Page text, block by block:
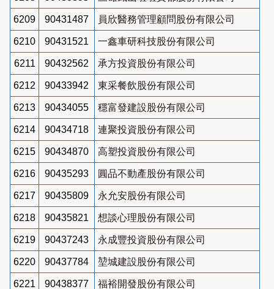
6209 90431487 員欣醫務管理顧問股份有限公司
6210 90431521 一鑫車研科技股份有限公司
6211 90432562 承方投資股份有限公司
6212 90433942 東采餐飲股份有限公司
6213 90434055 穩富發建設股份有限公司
6214 90434718 連聚投資股份有限公司
6215 90434870 高塑投資股份有限公司
6216 90435293 圓品不動產股份有限公司
6217 90435809 永允安股份有限公司
6218 90435821 想談心理股份有限公司
6219 90437243 永成豐投資股份有限公司
6220 90437784 堃城建設股份有限公司
6221 90438377 福裕開發股份有限公司